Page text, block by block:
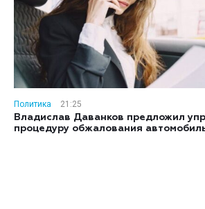
Политика
21:25
Владислав Даванков предложил
процедуру обжалования